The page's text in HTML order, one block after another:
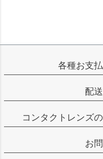
各種お支
配
コンタクトレンズ
お